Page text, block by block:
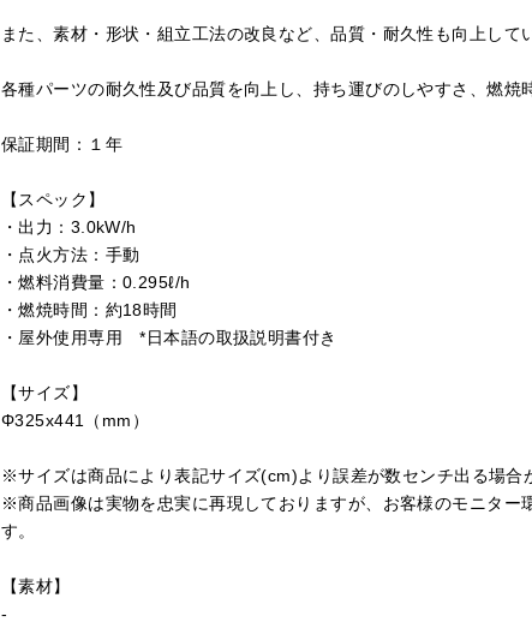
また、素材・形状・組⽴⼯法の改良など、品質・耐久性も向上して
各種パーツの耐久性及び品質を向上し、持ち運びのしやすさ、燃焼
保証期間：１年
【スペック】
・出力：3.0kW/h
・点火方法：手動
・燃料消費量：0.295ℓ/h
・燃焼時間：約18時間
・屋外使用専用 *日本語の取扱説明書付き
【サイズ】
Φ325x441（mm）
※サイズは商品により表記サイズ(cm)より誤差が数センチ出る場合
※商品画像は実物を忠実に再現しておりますが、お客様のモニター
す。
【素材】
-